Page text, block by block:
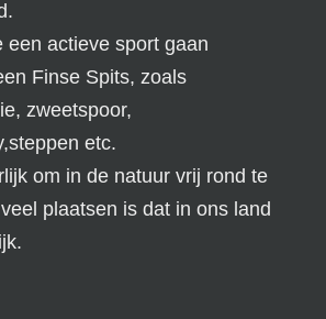
een actieve sport gaan
Finse Spits, zoals
zweetspoor,
etc.
om in de natuur vrij rond te
plaatsen is dat in ons land